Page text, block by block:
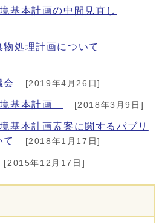
基本計画の中間見直し
処理計画について
会 [2019年4月26日]
境基本計画 [2018年3月9日]
基本計画素案に関するパブリ
て
[2018年1月17日]
[2015年12月17日]